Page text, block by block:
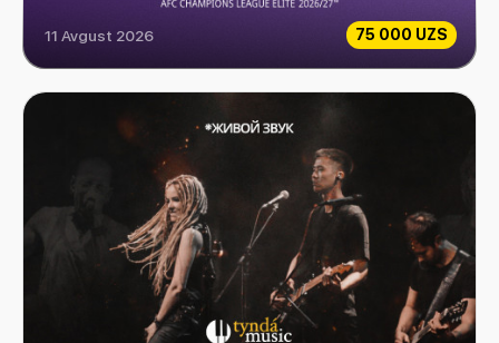
75 000 UZS
Paxtakor vs Al-Hussein
11 Avgust 2026